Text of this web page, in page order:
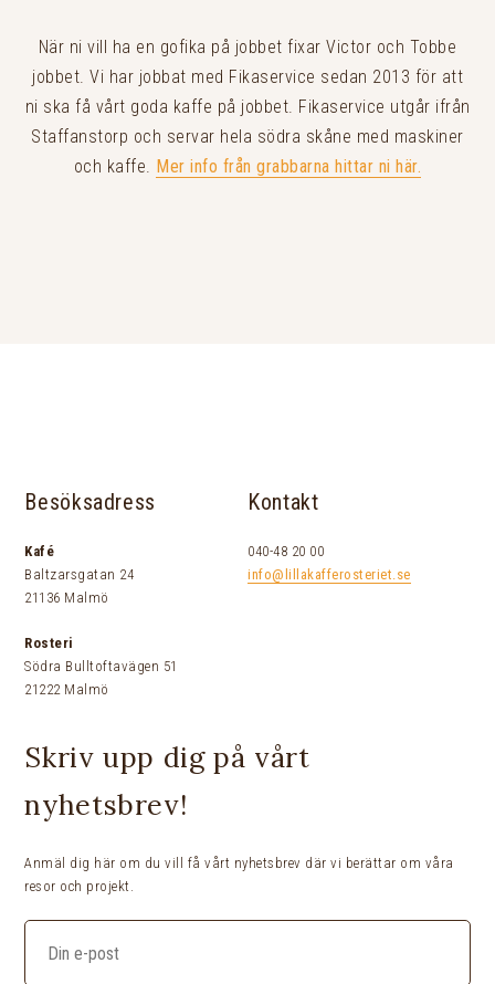
När ni vill ha en gofika på jobbet fixar Victor och Tobbe
jobbet. Vi har jobbat med Fikaservice sedan 2013 för att
ni ska få vårt goda kaffe på jobbet. Fikaservice utgår ifrån
Staffanstorp och servar hela södra skåne med maskiner
och kaffe. Mer info från grabbarna hittar ni här.
Besöksadress
Kafé
Baltzarsgatan 24
21136 Malmö
Rosteri
Södra Bulltoftavägen 51
21222 Malmö
Kontakt
040-48 20 00
info@lillakafferosteriet.se
Skriv upp dig på vårt
nyhetsbrev!
Anmäl dig här om du vill få vårt nyhetsbrev där vi berättar om våra
resor och projekt.